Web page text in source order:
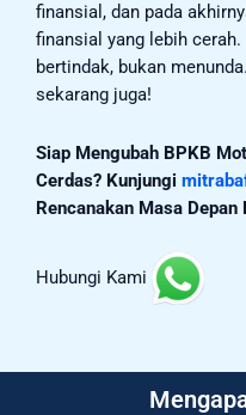
finansial, dan pada
finansial yang lebih
bertindak, bukan
sekarang juga!
Siap Mengubah BPKB
Cerdas? Kunjungi
Rencanakan Masa Depan
Hubungi Kami